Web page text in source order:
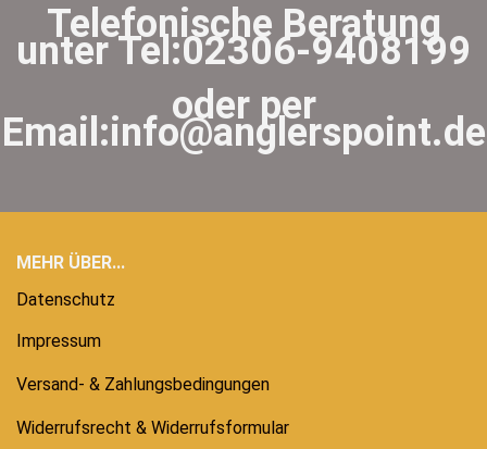
Telefonische Beratung
unter Tel:02306-9408199
oder per
Email:info@anglerspoint.de
MEHR ÜBER...
Datenschutz
Impressum
Versand- & Zahlungsbedingungen
Widerrufsrecht & Widerrufsformular